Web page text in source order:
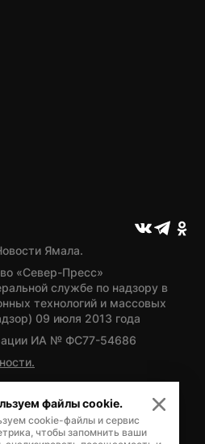
Ямала.
«Север-Пресс»
службе по надзору в
технологий и массовых
09 июля 2013 года
ИА № ФС77-54686
политики Ямало-
файлы cookie.
cookie-файлы и сервис
чтобы запомнить ваши